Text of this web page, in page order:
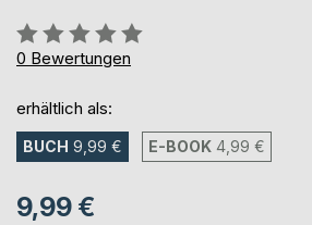
Bewertung::
0%
0 Bewertungen
erhältlich als:
BUCH 9,99 € E-BOOK 4,99 €
9,99 €